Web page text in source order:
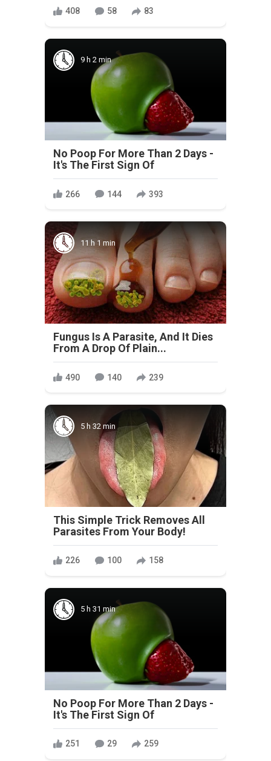
408 58 83
9 h 2 min
No Poop For More Than 2 Days -
It's The First Sign Of
266 144 393
11 h 1 min
Fungus Is A Parasite, And It Dies
From A Drop Of Plain...
490 140 239
5 h 32 min
This Simple Trick Removes All
Parasites From Your Body!
226 100 158
5 h 31 min
No Poop For More Than 2 Days -
It's The First Sign Of
251 29 259